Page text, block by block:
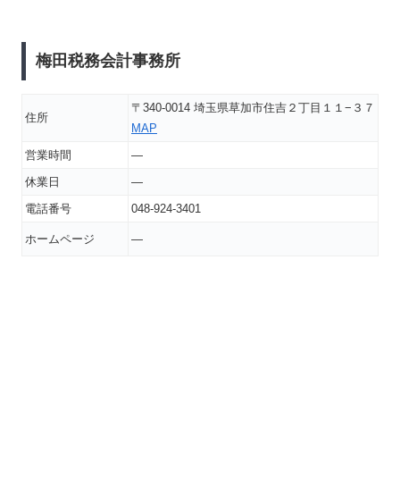
梅田税務会計事務所
住所
〒340-0014 埼玉県草加市住吉２丁目１１−３７
MAP
営業時間
―
休業日
―
電話番号
048-924-3401
ホームページ ―